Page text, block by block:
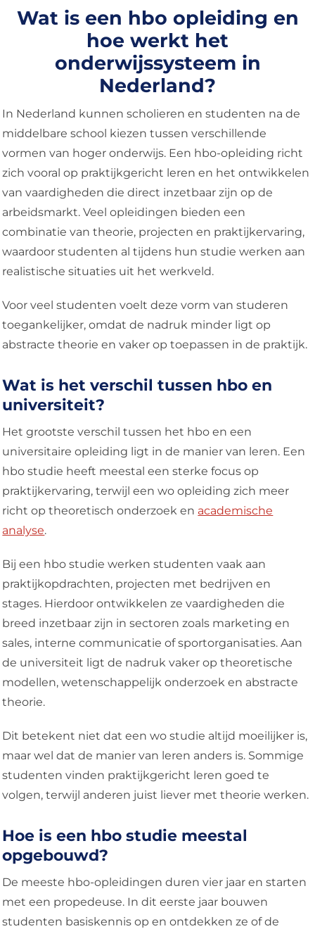
Wat is een hbo opleiding en
hoe werkt het
onderwijssysteem in
Nederland?
In Nederland kunnen scholieren en studenten na de
middelbare school kiezen tussen verschillende
vormen van hoger onderwijs. Een hbo-opleiding richt
zich vooral op praktijkgericht leren en het ontwikkelen
van vaardigheden die direct inzetbaar zijn op de
arbeidsmarkt. Veel opleidingen bieden een
combinatie van theorie, projecten en praktijkervaring,
waardoor studenten al tijdens hun studie werken aan
realistische situaties uit het werkveld.
Voor veel studenten voelt deze vorm van studeren
toegankelijker, omdat de nadruk minder ligt op
abstracte theorie en vaker op toepassen in de praktijk.
Wat is het verschil tussen hbo en
universiteit?
Het grootste verschil tussen het hbo en een
universitaire opleiding ligt in de manier van leren. Een
hbo studie heeft meestal een sterke focus op
praktijkervaring, terwijl een wo opleiding zich meer
richt op theoretisch onderzoek en academische
analyse.
Bij een hbo studie werken studenten vaak aan
praktijkopdrachten, projecten met bedrijven en
stages. Hierdoor ontwikkelen ze vaardigheden die
breed inzetbaar zijn in sectoren zoals marketing en
sales, interne communicatie of sportorganisaties. Aan
de universiteit ligt de nadruk vaker op theoretische
modellen, wetenschappelijk onderzoek en abstracte
theorie.
Dit betekent niet dat een wo studie altijd moeilijker is,
maar wel dat de manier van leren anders is. Sommige
studenten vinden praktijkgericht leren goed te
volgen, terwijl anderen juist liever met theorie werken.
Hoe is een hbo studie meestal
opgebouwd?
De meeste hbo-opleidingen duren vier jaar en starten
met een propedeuse. In dit eerste jaar bouwen
studenten basiskennis op en ontdekken ze of de